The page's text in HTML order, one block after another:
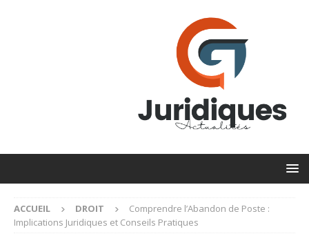
ACCUEIL DROIT
Comprendre l’Abandon de Poste :
Implications Juridiques et Conseils Pratiques